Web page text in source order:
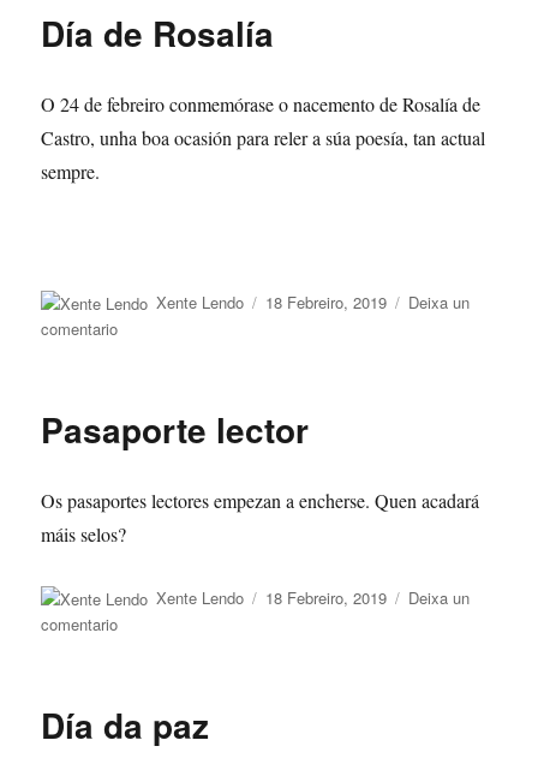
Día de Rosalía
O 24 de febreiro conmemórase o nacemento de Rosalía de
Castro, unha boa ocasión para reler a súa poesía, tan actual
sempre.
Autor
Xente Lendo
Publicado
18 Febreiro, 2019
Deixa un
comentarioen
Pasaporte lector
Os pasaportes lectores empezan a encherse. Quen acadará
máis selos?
Autor
Xente Lendo
Publicado
18 Febreiro, 2019
Deixa un
comentarioen
Día da paz